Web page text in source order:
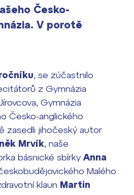
přijímacího řízení
Česko-
V porotě
, se zúčastnilo
z Gymnázia
Gymnázia
Česko-anglického
zasedli jihočeský autor
Mrvík, naše
básnické sbírky Anna
Malého
klaun Martin